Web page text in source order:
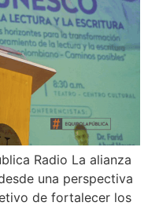
Radio La alianza
una perspectiva
de fortalecer los